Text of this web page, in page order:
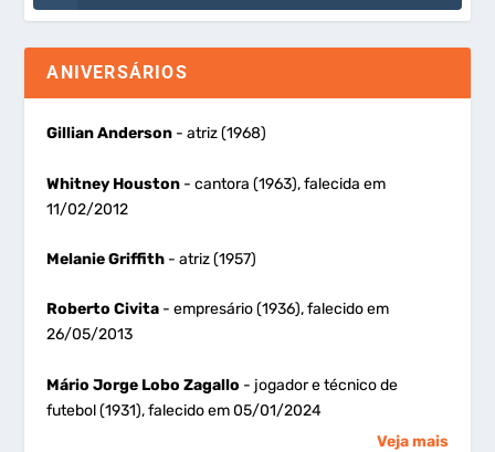
ANIVERSÁRIOS
Gillian Anderson - atriz (1968)
Whitney Houston - cantora (1963), falecida em
11/02/2012
Melanie Griffith - atriz (1957)
Roberto Civita - empresário (1936), falecido em
26/05/2013
Mário Jorge Lobo Zagallo - jogador e técnico de
futebol (1931), falecido em 05/01/2024
Veja mais